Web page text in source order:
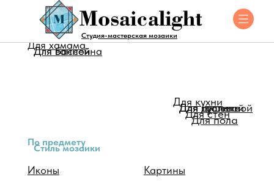
Студия-мастерская мозаики
Стиль мозаики
Иконы Картины
По предмету
Для кухни
Для душевой
Для туалета
Для гостинной
Для стен
Для пола
Для хамама
Для ванной
Для бассейна
Для помещения